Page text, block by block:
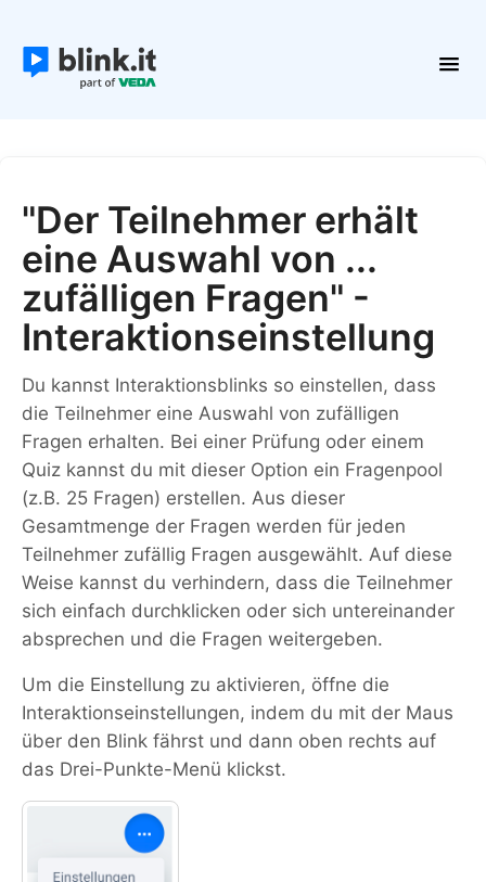
Teilnehmer
Plattform verwalten
"Der Teilnehmer erhält
eine Auswahl von ...
zufälligen Fragen" -
Interaktionseinstellung
Du kannst Interaktionsblinks so einstellen, dass
die Teilnehmer eine Auswahl von zufälligen
Fragen erhalten. Bei einer Prüfung oder einem
Quiz kannst du mit dieser Option ein Fragenpool
(z.B. 25 Fragen) erstellen. Aus dieser
Gesamtmenge der Fragen werden für jeden
Teilnehmer zufällig Fragen ausgewählt. Auf diese
Weise kannst du verhindern, dass die Teilnehmer
sich einfach durchklicken oder sich untereinander
absprechen und die Fragen weitergeben.
Um die Einstellung zu aktivieren, öffne die
Interaktionseinstellungen, indem du mit der Maus
über den Blink fährst und dann oben rechts auf
das Drei-Punkte-Menü klickst.